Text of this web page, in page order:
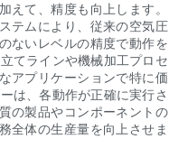
えて、精度も向上します。
テムにより、従来の空気圧
ないレベルの精度で動作を
てラインや機械加工プロセ
アプリケーションで特に価
は、各動作が正確に実行さ
の製品やコンポーネントの
全体の生産量を向上させま